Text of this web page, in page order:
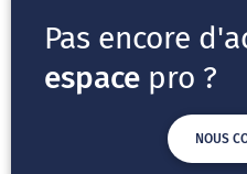
Pas encore
espace pro ?
NOUS